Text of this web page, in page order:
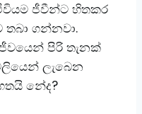
ජීවීන්ට හිතකර
ගන්නවා.
පිරි තැනක්
ලැබෙන
නේද?